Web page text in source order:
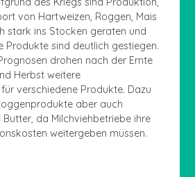
von Hartweizen, Roggen, Mais
stark ins Stocken geraten und
Produkte sind deutlich gestiegen.
drohen nach der Ernte
Herbst weitere
verschiedene Produkte. Dazu
aber auch
da Milchviehbetriebe ihre
weitergeben müssen.